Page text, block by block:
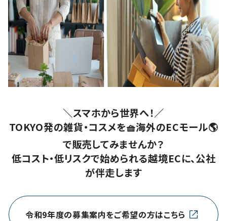
＼スマホから世界へ！／
TOKYO発の雑貨・コスメを🧺海外のECモール🌎
で販売してみませんか？
低コスト・低リスクで始められる越境ECに、公社
が伴走します
令和9年度の募集案内をご希望の方はこちら